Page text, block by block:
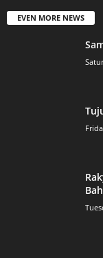
EVEN MORE NEWS